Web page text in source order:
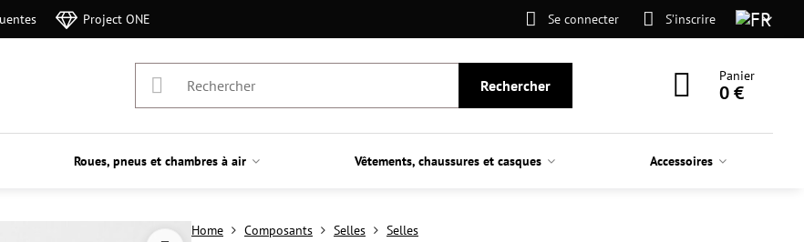
Project ONE Se connecter S’inscrire
Rechercher
Panier
0 €
Roues, pneus et chambres à air Vêtements, chaussures et casques Accessoires
Home Composants Selles Selles